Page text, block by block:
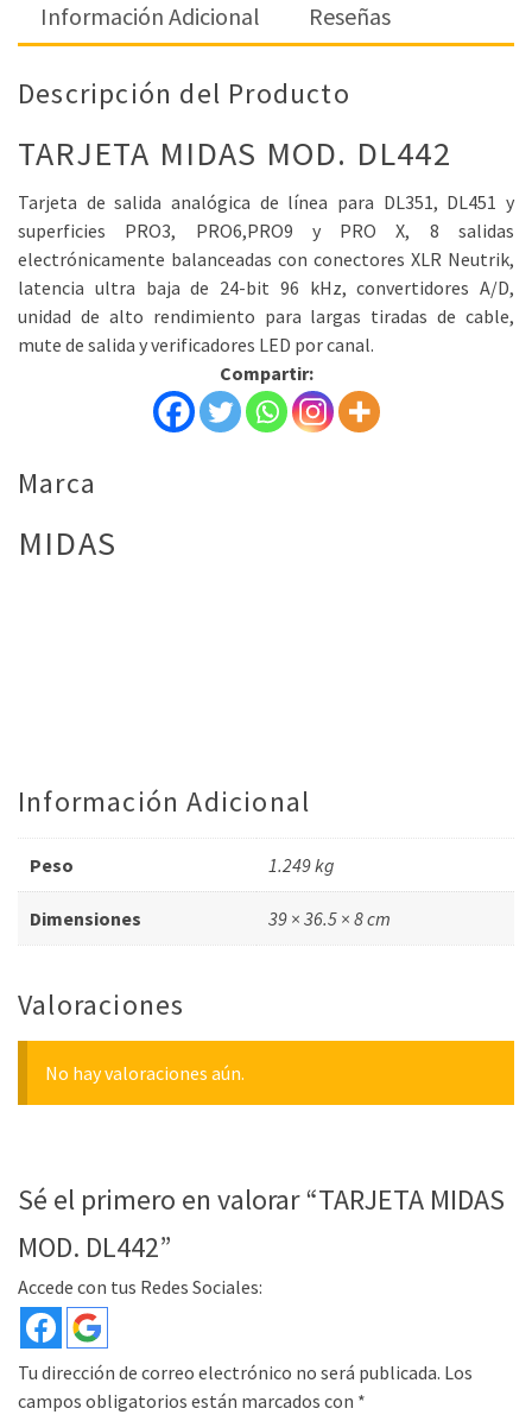
Información Adicional
Reseñas
Descripción del Producto
TARJETA MIDAS MOD. DL442
Tarjeta de salida analógica de línea para DL351, DL451 y
superficies PRO3, PRO6,PRO9 y PRO X, 8 salidas
electrónicamente balanceadas con conectores XLR Neutrik,
latencia ultra baja de 24-bit 96 kHz, convertidores A/D,
unidad de alto rendimiento para largas tiradas de cable,
mute de salida y verificadores LED por canal.
Compartir:
Marca
MIDAS
Información Adicional
Peso 1.249 kg
Dimensiones 39 × 36.5 × 8 cm
Valoraciones
No hay valoraciones aún.
Sé el primero en valorar “TARJETA MIDAS
MOD. DL442”
Accede con tus Redes Sociales:
Tu dirección de correo electrónico no será publicada. Los
campos obligatorios están marcados con *